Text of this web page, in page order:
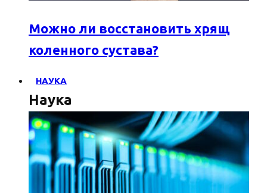
Можно ли восстановить хрящ
коленного сустава?
НАУКА
Наука